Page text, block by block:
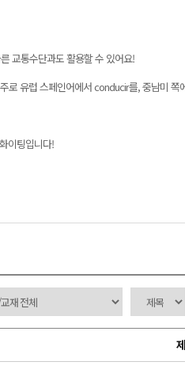
교통수단과도 활용할 수 있어요!
로 유럽 스페인어에서 conducir를, 중남미
이팅입니다!